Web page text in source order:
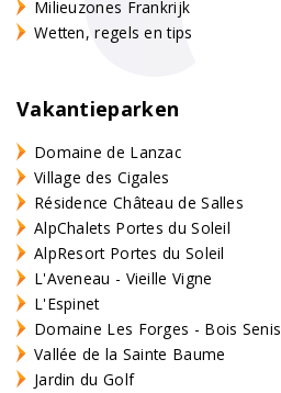
Milieuzones Frankrijk
Wetten, regels en tips
Vakantieparken
Domaine de Lanzac
Village des Cigales
Résidence Château de Salles
AlpChalets Portes du Soleil
AlpResort Portes du Soleil
L'Aveneau - Vieille Vigne
L'Espinet
Domaine Les Forges - Bois Senis
Vallée de la Sainte Baume
Jardin du Golf